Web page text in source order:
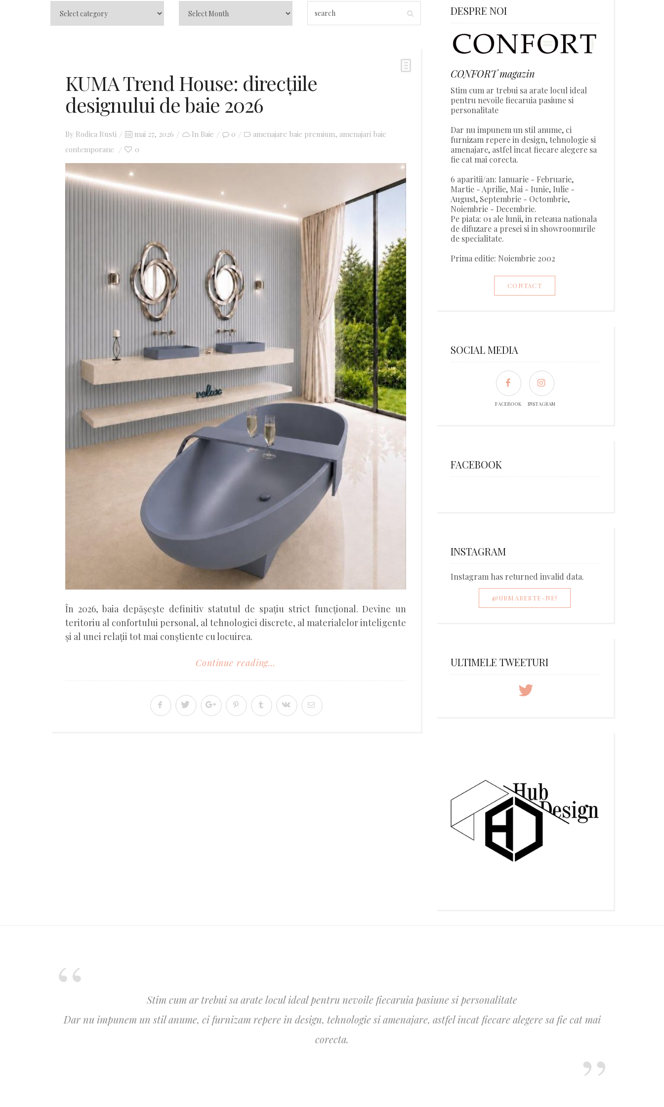
KUMA Trend House: direcțiile
designului de baie 2026
By Rodica Rusti
Posted
on
mai 27, 2026 In Baie 0 amenajare baie premium, amenajari baie
contemporane
0
În 2026, baia depășește definitiv statutul de spațiu strict funcțional. Devine un
teritoriu al confortului personal, al tehnologiei discrete, al materialelor inteligente
și al unei relații tot mai conștiente cu locuirea.
Continue reading...
DESPRE NOI
CONFORT magazin
Stim cum ar trebui sa arate locul ideal
pentru nevoile fiecaruia pasiune si
personalitate
Dar nu impunem un stil anume, ci
furnizam repere in design, tehnologie si
amenajare, astfel incat fiecare alegere sa
fie cat mai corecta.
6 aparitii/an: Ianuarie - Februarie,
Martie - Aprilie, Mai - Iunie, Iulie -
August, Septembrie - Octombrie,
Noiembrie - Decembrie.
Pe piata: 01 ale lunii, in reteaua nationala
de difuzare a presei si in showroomurile
de specialitate.
Prima editie: Noiembrie 2002
CONTACT
SOCIAL MEDIA
FACEBOOK INSTAGRAM
FACEBOOK
INSTAGRAM
Instagram has returned invalid data.
@URMARESTE-NE!
ULTIMELE TWEETURI
Stim cum ar trebui sa arate locul ideal pentru nevoile fiecaruia pasiune si personalitate
Dar nu impunem un stil anume, ci furnizam repere in design, tehnologie si amenajare, astfel incat fiecare alegere sa fie cat mai
corecta.